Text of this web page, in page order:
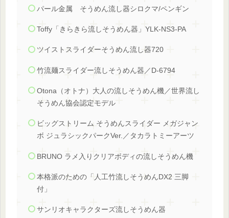
パール金属 そうめん流し器シロクマ/ペンギン
Toffy「きらきら流しそうめん器」YLK-NS3-PA
ツイストスライダーそうめん流し器720
竹流麺スライダー流しそうめん器／D-6794
Otona（オトナ）大人の流しそうめん機／世界流し
そうめん協会認定モデル
ビッグストリーム そうめんスライダー メガジャン
ボ ジュラシックパークVer.／タカラトミーアーツ
BRUNO ラメ入りクリアボディの流しそうめん機
本格派のための「人工竹流しそうめんDX2 三脚
付」
サンリオキャラクターズ流しそうめん器